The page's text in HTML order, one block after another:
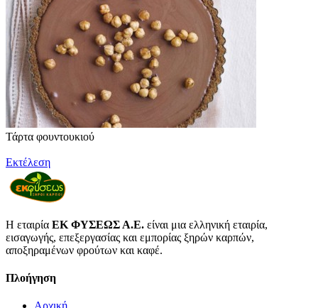
Τάρτα φουντουκιού
Εκτέλεση
Η εταιρία ΕΚ ΦΥΣΕΩΣ Α.Ε. είναι μια ελληνική εταιρία,
εισαγωγής, επεξεργασίας και εμπορίας ξηρών καρπών,
αποξηραμένων φρούτων και καφέ.
Πλοήγηση